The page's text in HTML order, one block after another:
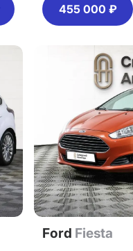
455 000 ₽
Ford Fiesta